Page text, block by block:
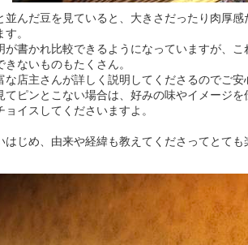
並んだ豆を見ていると、大きさだったり肉厚
。
が書かれ比較できるようになっていますが、
ないものもたくさん。
な店主さんが詳しく説明してくださるのでご安
てピンとこない場合は、好みの味やイメージ
ョイスしてくださいますよ。
はじめ、由来や経緯も教えてくださってとても